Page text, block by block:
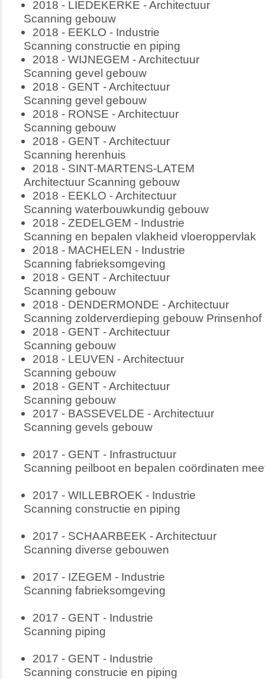
2018 - LIEDEKERKE - Architectuur
Scanning gebouw
2018 - EEKLO - Industrie
Scanning constructie en piping
2018 - WIJNEGEM - Architectuur
Scanning gevel gebouw
2018 - GENT - Architectuur
Scanning gevel gebouw
2018 - RONSE - Architectuur
Scanning gebouw
2018 - GENT - Architectuur
Scanning herenhuis
2018 - SINT-MARTENS-LATEM
Architectuur Scanning gebouw
2018 - EEKLO - Architectuur
Scanning waterbouwkundig gebouw
2018 - ZEDELGEM - Industrie
Scanning en bepalen vlakheid vloeroppervlak
2018 - MACHELEN - Industrie
Scanning fabrieksomgeving
2018 - GENT - Architectuur
Scanning gebouw
2018 - DENDERMONDE - Architectuur
Scanning zolderverdieping gebouw Prinsenhof
2018 - GENT - Architectuur
Scanning gebouw
2018 - LEUVEN - Architectuur
Scanning gebouw
2018 - GENT - Architectuur
Scanning gebouw
2017 - BASSEVELDE - Architectuur
Scanning gevels gebouw
2017 - GENT - Infrastructuur
Scanning peilboot en bepalen coördinaten
2017 - WILLEBROEK - Industrie
Scanning constructie en piping
2017 - SCHAARBEEK - Architectuur
Scanning diverse gebouwen
2017 - IZEGEM - Industrie
Scanning fabrieksomgeving
2017 - GENT - Industrie
Scanning piping
2017 - GENT - Industrie
Scanning construcie en piping